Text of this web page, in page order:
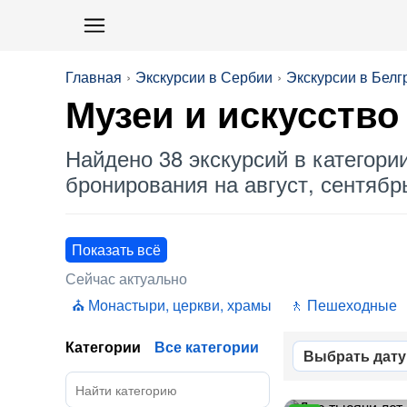
Главная Экскурсии в Сербии Экскурсии в
Музеи и
Найдено 38 экскурсий в
бронирования на август,
Показать всё
Сейчас актуально
Монастыри, церкви, храмы
Пешеходные
Выбрать дату
Категории Все категории